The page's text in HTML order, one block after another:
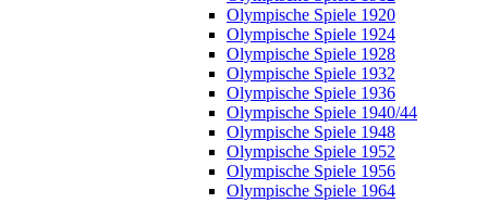
Olympische Spiele 1920
Olympische Spiele 1924
Olympische Spiele 1928
Olympische Spiele 1932
Olympische Spiele 1936
Olympische Spiele 1940/44
Olympische Spiele 1948
Olympische Spiele 1952
Olympische Spiele 1956
Olympische Spiele 1964